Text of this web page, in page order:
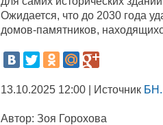
Ожидается, что до 2030 года
домов-памятников,
13.10.2025 12:00 | Источник
Автор: Зоя Горохова